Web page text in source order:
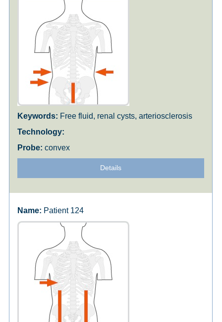
Free fluid, renal cysts, arteriosclerosis
convex
Details
Patient 124